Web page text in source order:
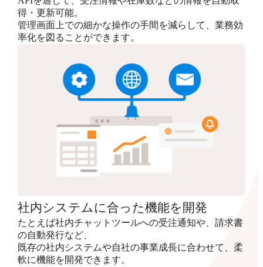
得・更新可能。
管理画面上での細かな操作の手間を減らして、業務効
率化を図ることができます。
社内システムに合った機能を開発
たとえば社内チャットツールへの受注通知や、請求書
の自動発行など、
既存の社内システムや自社の事業成長に合わせて、柔
軟に機能を開発できます。